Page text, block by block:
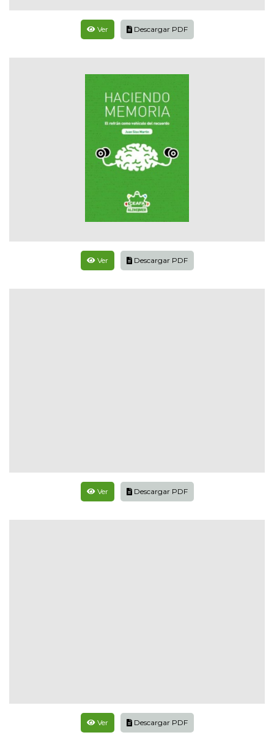
Ver Descargar PDF
Ver Descargar PDF
Ver Descargar PDF
Ver Descargar PDF